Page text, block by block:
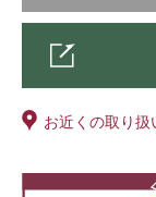
お近くの取り扱